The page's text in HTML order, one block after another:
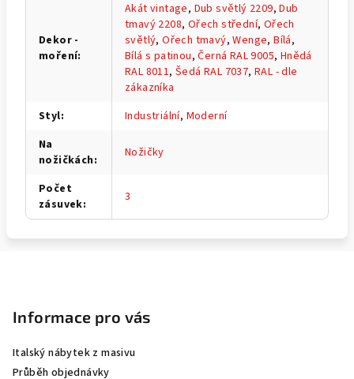
Dekor -
moření:
Akát vintage, Dub světlý 2209,Dub
tmavý 2208, Ořech střední, Ořech
světlý,Ořech tmavý,Wenge,Bílá,
Bílá s patinou,Černá RAL 9005, Hnědá
RAL 8011,Šedá RAL 7037,RAL - dle
zákazníka
Styl: Industriální, Moderní
Na
nožičkách: Nožičky
Počet
zásuvek: 3
Informace pro vás
Italský nábytek z masivu
Průběh objednávky